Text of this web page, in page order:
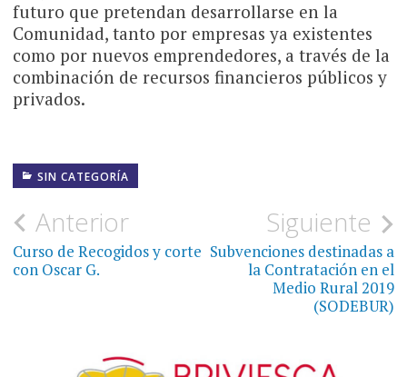
futuro que pretendan desarrollarse en la
Comunidad, tanto por empresas ya existentes
como por nuevos emprendedores, a través de la
combinación de recursos financieros públicos y
privados.
SIN CATEGORÍA
Navegación
de
Anterior
Curso de Recogidos y corte
con Oscar G.
Siguiente
Subvenciones destinadas a
la Contratación en el
Medio Rural 2019
(SODEBUR)